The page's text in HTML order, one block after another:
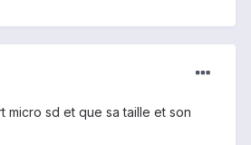
sd et que sa taille et son